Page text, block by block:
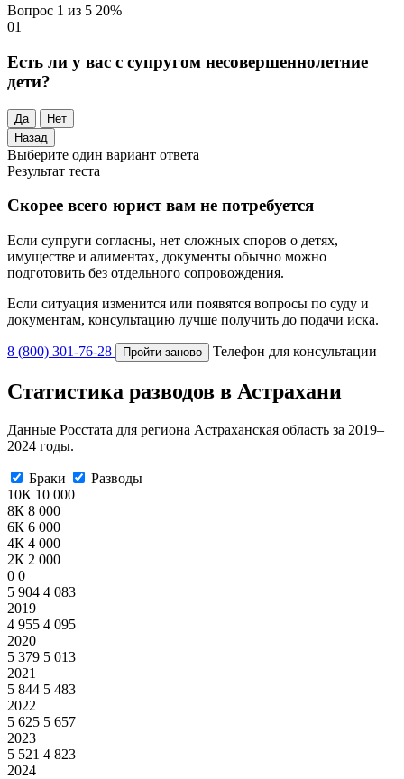
Вопрос 1 из 5 20%
01
Есть ли у вас с супругом несовершеннолетние
дети?
Да
Нет
Назад
Выберите один вариант ответа
Результат теста
Скорее всего юрист вам не потребуется
Если супруги согласны, нет сложных споров о детях,
имуществе и алиментах, документы обычно можно
подготовить без отдельного сопровождения.
Если ситуация изменится или появятся вопросы по суду и
документам, консультацию лучше получить до подачи иска.
8 (800) 301-76-28 Пройти заново Телефон для консультации
Статистика разводов в Астрахани
Данные Росстата для региона Астраханская область за 2019–
2024 годы.
Браки
Разводы
10К 10 000
8К 8 000
6К 6 000
4К 4 000
2К 2 000
0 0
5 904 4 083
2019
4 955 4 095
2020
5 379 5 013
2021
5 844 5 483
2022
5 625 5 657
2023
5 521 4 823
2024